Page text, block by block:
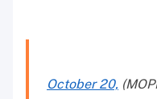
October 20,